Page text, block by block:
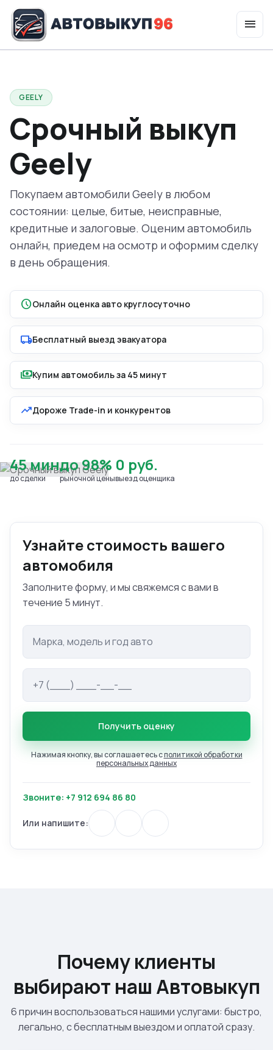
menu
GEELY
Срочный выкуп
Geely
Покупаем автомобили Geely в любом
состоянии: целые, битые, неисправные,
кредитные и залоговые. Оценим автомобиль
онлайн, приедем на осмотр и оформим сделку
в день обращения.
scheduleОнлайн оценка авто круглосуточно
local_shippingБесплатный выезд эвакуатора
paymentsКупим автомобиль за 45 минут
trending_upДороже Trade-in и конкурентов
45 мин
до сделки
до 98%
рыночной цены
0 руб.
выезд оценщика
Узнайте стоимость вашего
автомобиля
Заполните форму, и мы свяжемся с вами в
течение 5 минут.
Марка и модель авто
Телефон
Получить оценку
Нажимая кнопку, вы соглашаетесь сполитикой обработки
персональных данных
Звоните: +7 912 694 86 80
Или напишите:
Почему клиенты
выбирают наш Автовыкуп
6 причин воспользоваться нашими услугами: быстро,
легально, с бесплатным выездом и оплатой сразу.